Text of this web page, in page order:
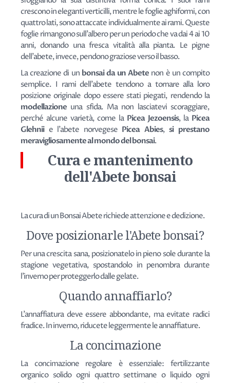
crescono in eleganti verticilli, mentre le foglie aghiformi, con
quattro lati, sono attaccate individualmente ai rami. Queste
foglie rimangono sull'albero per un periodo che va dai 4 ai 10
anni, donando una fresca vitalità alla pianta. Le pigne
dell'abete, invece, pendono graziose verso il basso.
La creazione di un bonsai da un Abete non è un compito
semplice. I rami dell'abete tendono a tornare alla loro
posizione originale dopo essere stati piegati, rendendo la
modellazione una sfida. Ma non lasciatevi scoraggiare,
perché alcune varietà, come la Picea Jezoensis, la Picea
Glehniie l'abete norvegese Picea Abies,si prestano
meravigliosamente al mondo del bonsai.
Cura e mantenimento
dell'Abete bonsai
La cura di un Bonsai Abete richiede attenzione e dedizione.
Dove posizionarle l'Abete bonsai?
Per una crescita sana, posizionatelo in pieno sole durante la
stagione vegetativa, spostandolo in penombra durante
l'inverno per proteggerlo dalle gelate.
Quando annaffiarlo?
L'annaffiatura deve essere abbondante, ma evitate radici
fradice. In inverno, riducete leggermente le annaffiature.
La concimazione
La concimazione regolare è essenziale: fertilizzante
organico solido ogni quattro settimane o liquido ogni